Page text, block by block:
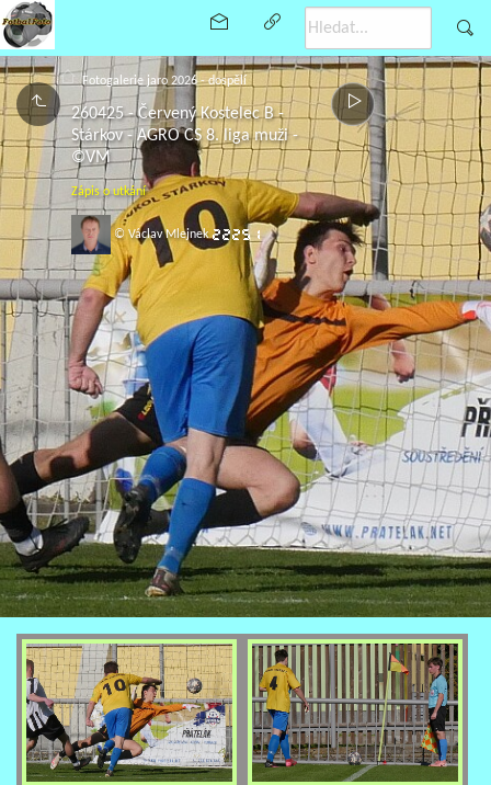
Fotogalerie jaro 2026 - dospělí
260425 - Červený Kostelec B -
Stárkov - AGRO CS 8. liga muži -
©VM
Zápis o utkání
© Václav Mlejnek